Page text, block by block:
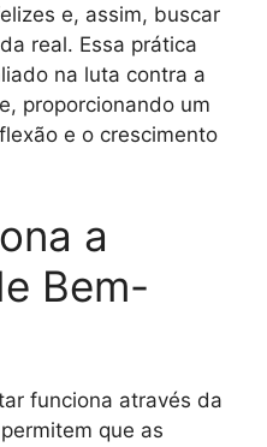
e, assim, buscar
real. Essa prática
na luta contra a
proporcionando um
e o crescimento
a
Bem-
funciona através da
que as